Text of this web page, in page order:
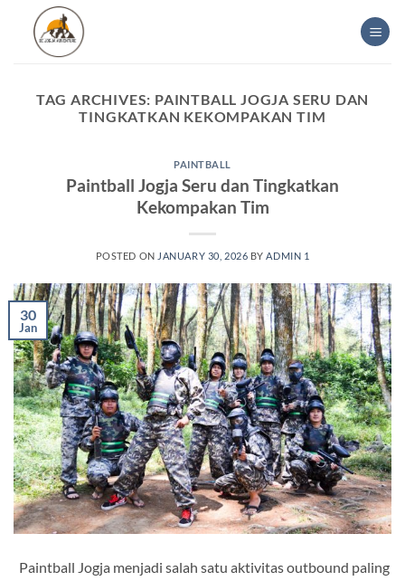
content
TAG ARCHIVES: PAINTBALL JOGJA SERU DAN
TINGKATKAN KEKOMPAKAN TIM
PAINTBALL
Paintball Jogja Seru dan Tingkatkan
Kekompakan Tim
POSTED ON JANUARY 30, 2026 BY ADMIN 1
30
Jan
Paintball Jogja menjadi salah satu aktivitas outbound paling